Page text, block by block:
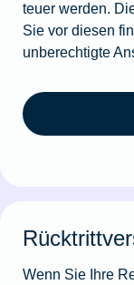
teuer werden.
Sie vor diesen
unberechtigte
Wenn Sie Ihre